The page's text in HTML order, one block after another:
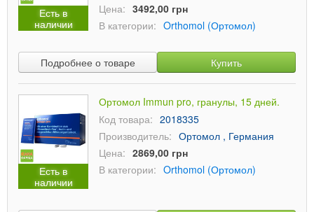
Есть в
наличии
Цена: 3492,00 грн
В категории: Orthomol (Ортомол)
Подробнее о товаре Купить
Есть в
наличии
Ортомол Immun pro, гранулы, 15 дней.
Код товара: 2018335
Производитель: Ортомол , Германия
Цена: 2869,00 грн
В категории: Orthomol (Ортомол)